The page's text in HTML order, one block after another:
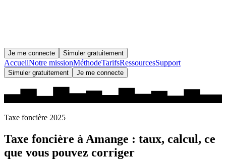
Je me connecte Simuler gratuitement
AccueilNotre missionMéthodeTarifsRessourcesSupport
Simuler gratuitement Je me connecte
Taxe foncière 2025
Taxe foncière àAmange : taux, calcul, ce
que vous pouvez corriger